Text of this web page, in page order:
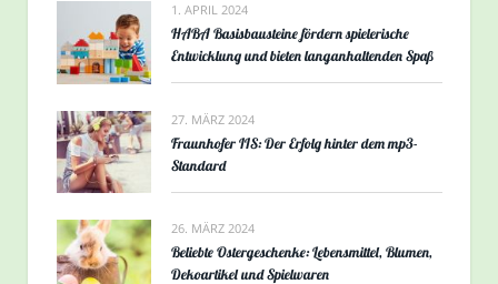
1. APRIL 2024
HABA Basisbausteine fördern spielerische
Entwicklung und bieten langanhaltenden Spaß
27. MÄRZ 2024
Fraunhofer IIS: Der Erfolg hinter dem mp3-
Standard
26. MÄRZ 2024
Beliebte Ostergeschenke: Lebensmittel, Blumen,
Dekoartikel und Spielwaren